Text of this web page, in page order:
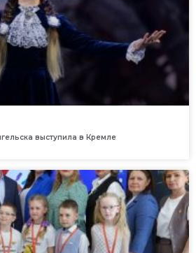
выступила в Кремле